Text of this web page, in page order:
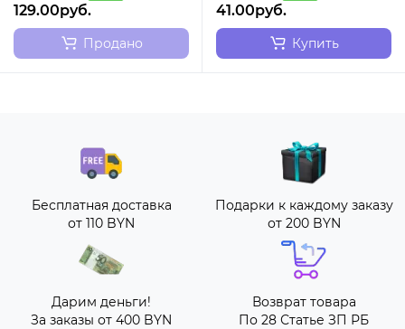
129.00руб.
Продано
41.00руб.
Купить
Бесплатная доставка
от 110 BYN
Подарки к каждому заказу
от 200 BYN
Дарим деньги!
За заказы от 400 BYN
Возврат товара
По 28 Статье ЗП РБ